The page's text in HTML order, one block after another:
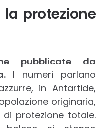
protezione
pubblicate da
I numeri parlano
in Antartide,
originaria,
di protezione totale.